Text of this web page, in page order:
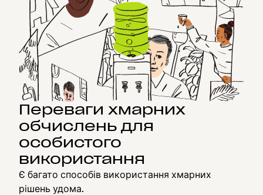
Переваги хмарних
обчислень для
особистого
використання
Є багато способів використання хмарних
рішень удома.